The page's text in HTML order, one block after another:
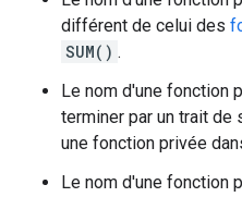
différent de celui des
SUM() .
Le nom d'une fonction
terminer par un trait de
une fonction privée
Le nom d'une fonction